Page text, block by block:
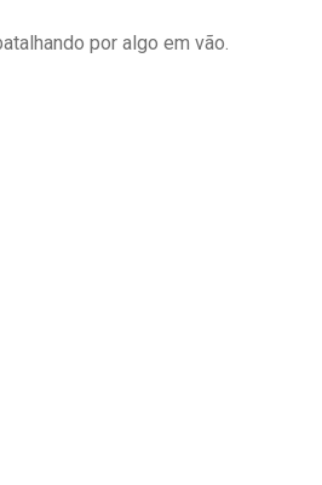
por algo em vão.